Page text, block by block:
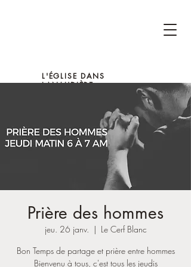
L'ÉGLISE DANS
LANAUDIÈRE
Prière des hommes
jeu. 26 janv.
  |
Le Cerf Blanc
Bon Temps de partage et prière entre hommes
Bienvenu à tous, c'est tous les jeudis